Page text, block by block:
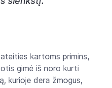
kartoms primins,
gimė iš noro kurti
kurioje dera žmogus,